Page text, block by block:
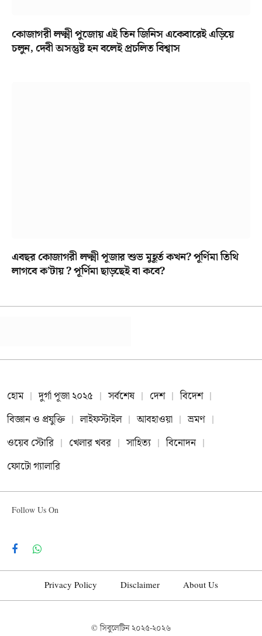
কোজাগরী লক্ষ্মী পুজোয় এই তিন জিনিস একেবারেই এড়িয়ে
চলুন, দেবী অসন্তুষ্ট হন বলেই প্রচলিত বিশ্বাস
এবছর কোজাগরী লক্ষ্মী পূজার শুভ মুহূর্ত কখন? পূর্ণিমা তিথি
লাগবে ক’টায় ? পূর্ণিমা ছাড়ছেই বা কবে?
হোম দুর্গা পূজা ২০২৫ সর্বশেষ দেশ
বিদেশ
বিজ্ঞান ও প্রযুক্তি
লাইফস্টাইল আবহাওয়া
ভ্রমণ
ওয়েব স্টোরি
খেলার খবর সাহিত্য
বিনোদন
ফোটো গ্যালারি
Follow Us On
FacebookWhatsApp
Privacy Policy Disclaimer About Us
© সিবুলেটিন২০২৫-২০২৬